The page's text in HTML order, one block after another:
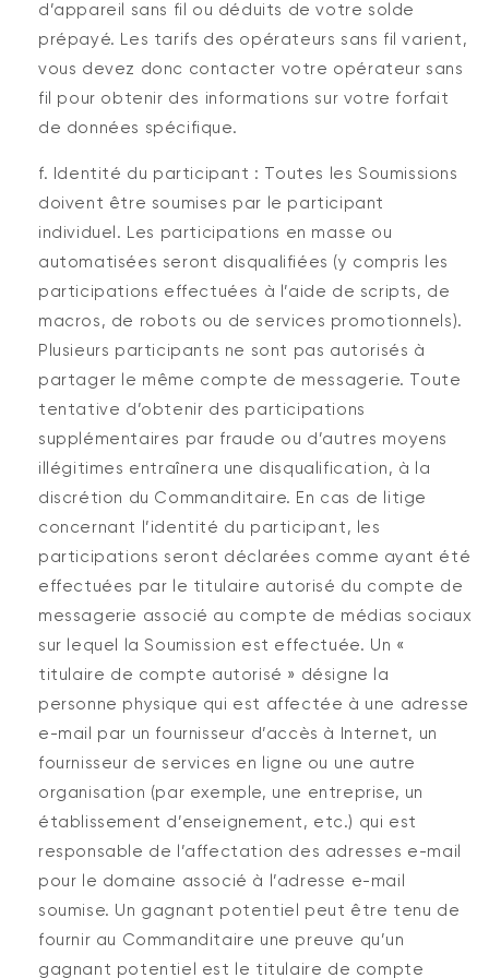
d’appareil sans fil ou déduits de votre solde
prépayé. Les tarifs des opérateurs sans fil varient,
vous devez donc contacter votre opérateur sans
fil pour obtenir des informations sur votre forfait
de données spécifique.
f. Identité du participant : Toutes les Soumissions
doivent être soumises par le participant
individuel. Les participations en masse ou
automatisées seront disqualifiées (y compris les
participations effectuées à l’aide de scripts, de
macros, de robots ou de services promotionnels).
Plusieurs participants ne sont pas autorisés à
partager le même compte de messagerie. Toute
tentative d’obtenir des participations
supplémentaires par fraude ou d’autres moyens
illégitimes entraînera une disqualification, à la
discrétion du Commanditaire. En cas de litige
concernant l’identité du participant, les
participations seront déclarées comme ayant été
effectuées par le titulaire autorisé du compte de
messagerie associé au compte de médias sociaux
sur lequel la Soumission est effectuée. Un «
titulaire de compte autorisé » désigne la
personne physique qui est affectée à une adresse
e-mail par un fournisseur d’accès à Internet, un
fournisseur de services en ligne ou une autre
organisation (par exemple, une entreprise, un
établissement d’enseignement, etc.) qui est
responsable de l’affectation des adresses e-mail
pour le domaine associé à l’adresse e-mail
soumise. Un gagnant potentiel peut être tenu de
fournir au Commanditaire une preuve qu’un
gagnant potentiel est le titulaire de compte